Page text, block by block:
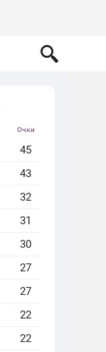
Очки
45
43
32
31
30
27
27
22
22